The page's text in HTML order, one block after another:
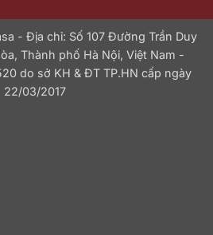
- Địa chỉ: Số 107 Đường Trần Duy
Thành phố Hà Nội, Việt Nam -
do sở KH & ĐT TP.HN cấp ngày
22/03/2017